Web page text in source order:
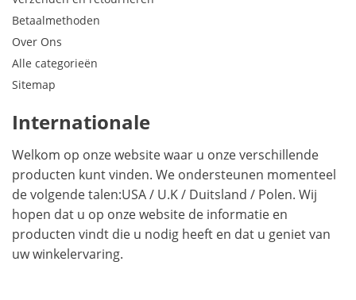
Betaalmethoden
Over Ons
Alle categorieën
Sitemap
Internationale
Welkom op onze website waar u onze verschillende
producten kunt vinden. We ondersteunen momenteel
de volgende talen:USA/ U.K/ Duitsland / Polen. Wij
hopen dat u op onze website de informatie en
producten vindt die u nodig heeft en dat u geniet van
uw winkelervaring.